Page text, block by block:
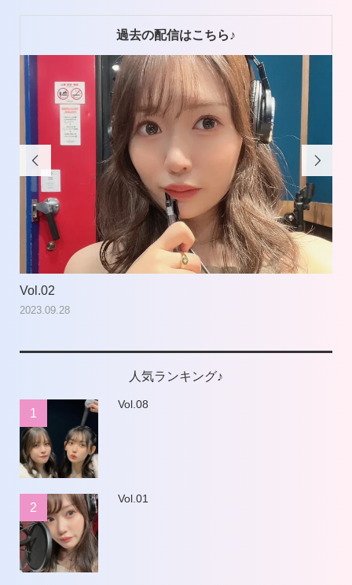
過去の配信はこちら♪

Vol.02
2023.09.28

人気ランキング♪
1
Vol.08
2
Vol.01